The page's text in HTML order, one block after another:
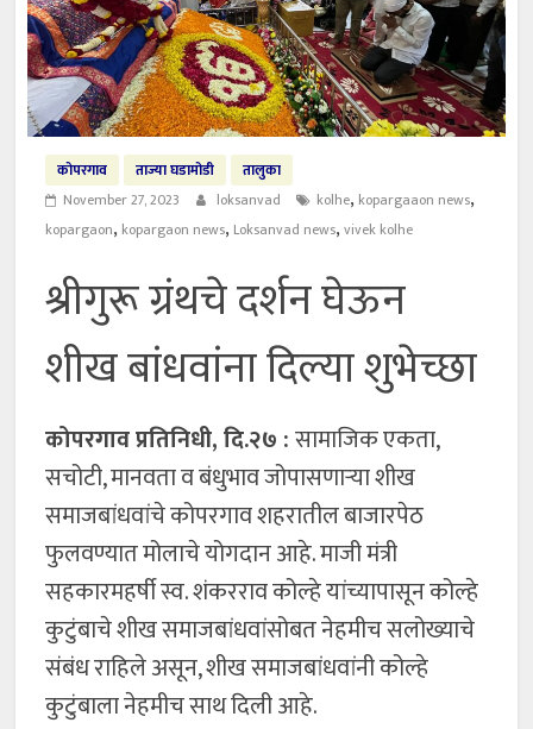
कोपरगाव ताज्या घडामोडी
तालुका
November 27, 2023
loksanvad kolhe, kopargaaon news,
kopargaon, kopargaon news, Loksanvad news,vivek kolhe
श्रीगुरू ग्रंथचे दर्शन घेऊन
शीख बांधवांना दिल्या शुभेच्छा
कोपरगाव प्रतिनिधी, दि.२७ :सामाजिक एकता,
सचोटी, मानवता व बंधुभाव जोपासणाऱ्या शीख
समाजबांधवांचे कोपरगाव शहरातील बाजारपेठ
फुलवण्यात मोलाचे योगदान आहे. माजी मंत्री
सहकारमहर्षी स्व. शंकरराव कोल्हे यांच्यापासून कोल्हे
कुटुंबाचे शीख समाजबांधवांसोबत नेहमीच सलोख्याचे
संबंध राहिले असून, शीख समाजबांधवांनी कोल्हे
कुटुंबाला नेहमीच साथ दिली आहे.